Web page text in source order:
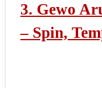
3. Gewo
– Spin,